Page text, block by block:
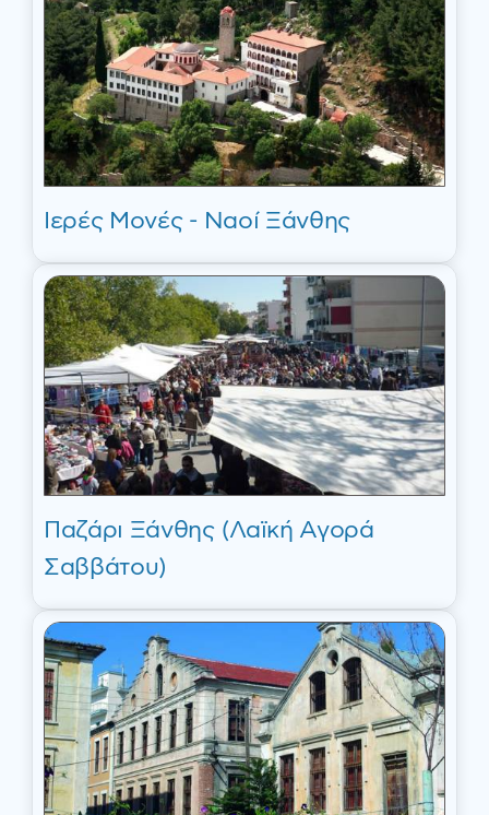
Ιερές Μονές - Ναοί Ξάνθης
Παζάρι Ξάνθης (Λαϊκή Αγορά
Σαββάτου)